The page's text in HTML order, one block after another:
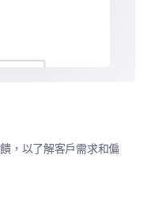
，以了解客戶需求和偏